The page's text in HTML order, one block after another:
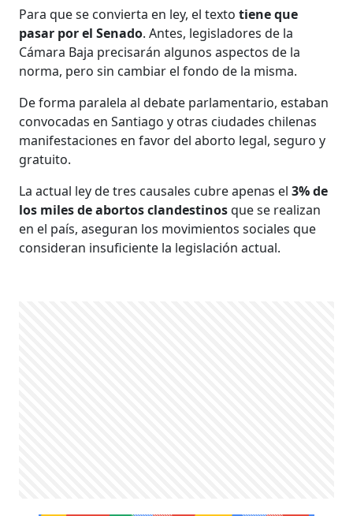
Para que se convierta en ley, el texto tiene que
pasar por el Senado. Antes, legisladores de la
Cámara Baja precisarán algunos aspectos de la
norma, pero sin cambiar el fondo de la misma.
De forma paralela al debate parlamentario, estaban
convocadas en Santiago y otras ciudades chilenas
manifestaciones en favor del aborto legal, seguro y
gratuito.
La actual ley de tres causales cubre apenas el 3% de
los miles de abortos clandestinosque se realizan
en el país, aseguran los movimientos sociales que
consideran insuficiente la legislación actual.